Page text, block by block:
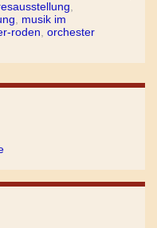
musik im
roden orchester